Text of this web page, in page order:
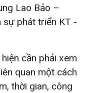
Lao Bảo –
sự phát triển KT -
cần phải xem
quan một cách
thời gian, công